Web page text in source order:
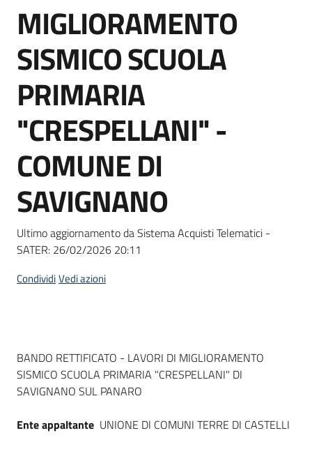
Bandi
e
di
Supporto
Piattaforme
telematiche
Seguici
Salta al contenuto
MIGLIORAMENTO
SISMICO SCUOLA
PRIMARIA
"CRESPELLANI" -
COMUNE DI
SAVIGNANO
Ultimo aggiornamento da Sistema Acquisti Telematici -
SATER: 26/02/2026 20:11
CondividiVedi azioni
Dati del bando
BANDO RETTIFICATO - LAVORI DI MIGLIORAMENTO
SISMICO SCUOLA PRIMARIA "CRESPELLANI" DI
SAVIGNANO SUL PANARO
Ente appaltante UNIONE DI COMUNI TERRE DI CASTELLI